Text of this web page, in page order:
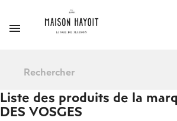

Liste des produits de la
DES VOSGES